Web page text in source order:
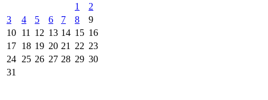
1
2
3
4 5 6 7 8
9
10 11 12 13 14 15 16
17 18 19 20 21 22 23
24 25 26 27 28 29 30
31